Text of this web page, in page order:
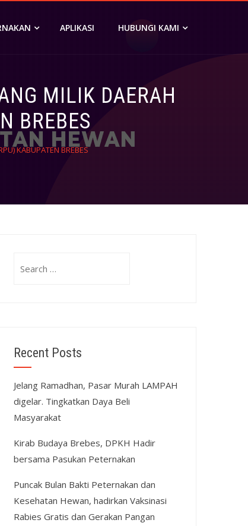
APLIKASI HUBUNGI KAMI
MILIK DAERAH
BREBES
KABUPATEN BREBES
Recent Posts
Jelang Ramadhan, Pasar Murah LAMPAH
digelar. Tingkatkan Daya Beli
Masyarakat
Kirab Budaya Brebes, DPKH Hadir
bersama Pasukan Peternakan
Puncak Bulan Bakti Peternakan dan
Kesehatan Hewan, hadirkan Vaksinasi
Rabies Gratis dan Gerakan Pangan